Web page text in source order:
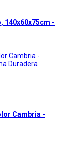
140x60x75cm -
Cambria -